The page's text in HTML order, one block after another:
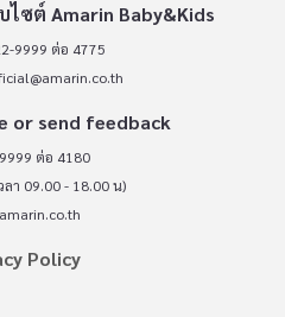
ซต์ Amarin Baby&Kids
9999 ต่อ 4775
or send feedback
ต่อ 4180
ลา 09.00 - 18.00 น)
Policy